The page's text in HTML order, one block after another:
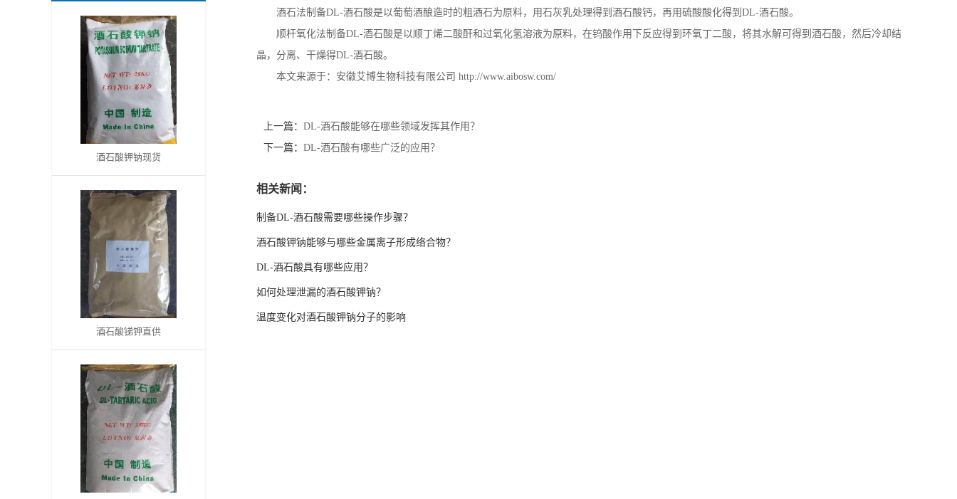
酒石酸钾钠现货
酒石酸锑钾直供
酒石法制备DL-酒石酸是以葡萄酒酿造时的粗酒石为原料，用石灰乳处理得到酒石酸钙，再用硫酸酸化得到 DL-酒石酸。
顺杆氧化法制备DL-酒石酸是以顺丁烯二酸酐和过氧化氢溶液为原料，在钨酸作用下反应得到环氧丁二酸，将其水解可得到酒石酸，然后冷却结
晶，分离、干燥得DL-酒石酸。
本文来源于：安徽艾博生物科技有限公司 http://www.aibosw.com/
上一篇： DL-酒石酸能够在哪些领域发挥其作用？
下一篇： DL-酒石酸有哪些广泛的应用？
相关新闻：
制备DL-酒石酸需要哪些操作步骤？
酒石酸钾钠能够与哪些金属离子形成络合物？
DL-酒石酸具有哪些应用？
如何处理泄漏的酒石酸钾钠？
温度变化对酒石酸钾钠分子的影响